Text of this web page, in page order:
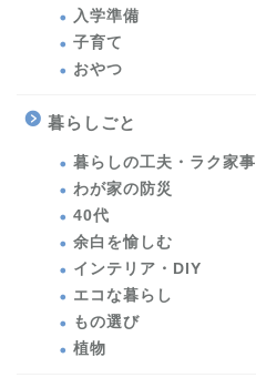
入学準備
子育て
おやつ
暮らしごと
暮らしの工夫・ラク家事
わが家の防災
40代
余白を愉しむ
インテリア・DIY
エコな暮らし
もの選び
植物